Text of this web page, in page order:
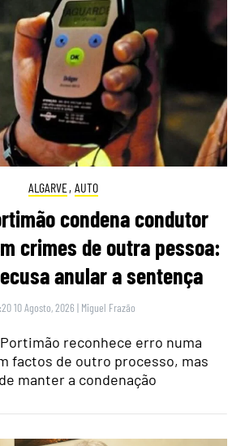
ALGARVE, AUTO
condena condutor
crimes de outra pessoa:
anular a sentença
10 Agosto, 2026 | Miguel Frazão
reconhece erro numa
factos de outro processo, mas
manter a condenação